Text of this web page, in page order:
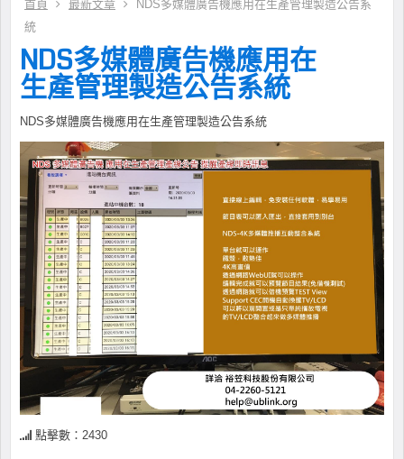
首頁 最新文章
NDS多媒體廣告機應用在生產管理製造公告系
統
NDS多媒體廣告機應用在
生產管理製造公告系統
NDS多媒體廣告機應用在生產管理製造公告系統
點擊數：2430